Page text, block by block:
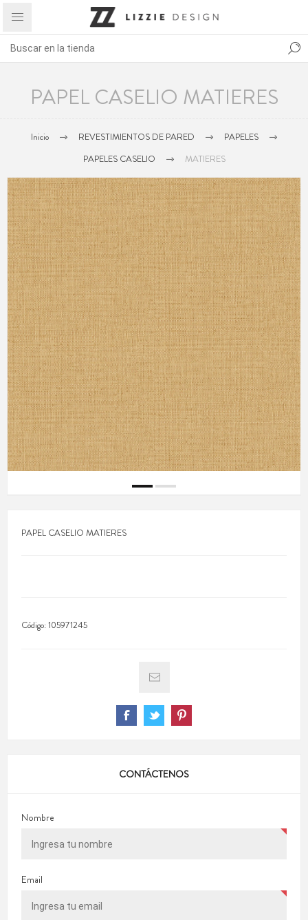
PAPEL CASELIO MATIERES
Inicio REVESTIMIENTOS DE PARED
PAPELES
PAPELES CASELIO
MATIERES
PAPEL CASELIO MATIERES
Código:105971245
CONTÁCTENOS
Nombre
Email